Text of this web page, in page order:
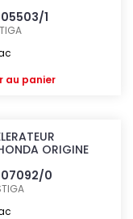
1
au panier
ORIGINE
0